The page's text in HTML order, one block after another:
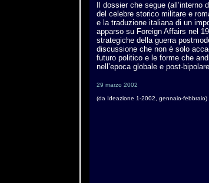
Il dossier che segue
del celebre storico militare e
e la traduzione italiana di un
apparso su Foreign Affairs nel
strategiche della guerra
discussione che non è solo
futuro politico e le forme che
nell’epoca globale e post-
29 marzo 2002
(da Ideazione 1-2002, gennaio-febbraio)